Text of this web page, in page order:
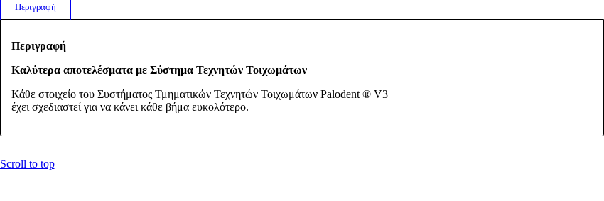
Περιγραφή
Περιγραφή
Καλύτερα αποτελέσματα με Σύστημα Τεχνητών Τοιχωμάτων
Κάθε στοιχείο του Συστήματος Τμηματικών Τεχνητών Τοιχωμάτων Palodent ® V3
έχει σχεδιαστεί για να κάνει κάθε βήμα ευκολότερο.
Scroll to top